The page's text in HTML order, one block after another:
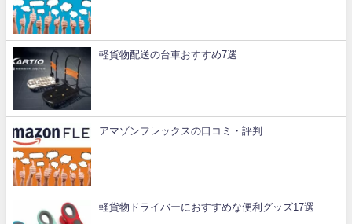
軽貨物配送の台車おすすめ7選
アマゾンフレックスの口コミ・評判
軽貨物ドライバーにおすすめな便利グッズ17選